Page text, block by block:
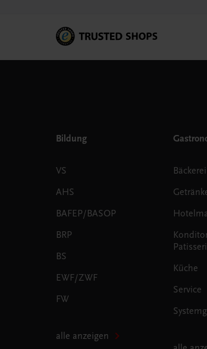
Bildung
VS
AHS
BAFEP/BASOP
BRP
BS
EWF/ZWF
FW
alle anzeigen
Bäckerei
Küche
Service